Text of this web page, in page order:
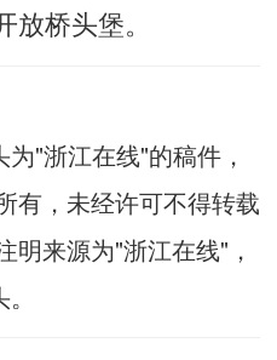
桥头堡。
"浙江在线"的稿件，
有，未经许可不得转载
明来源为"浙江在线"，